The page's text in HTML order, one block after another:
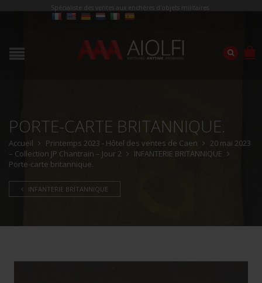
Spécialiste des ventes aux enchères d'objets militaires
PORTE-CARTE BRITANNIQUE.
Accueil Printemps 2023 - Hôtel des ventes de Caen
20 mai 2023
– Collection JP Chantrain – Jour 2
INFANTERIE BRITANNIQUE
Porte-carte britannique.
INFANTERIE BRITANNIQUE